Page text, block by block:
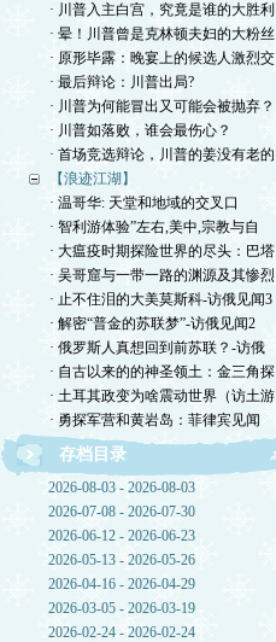
· 川普入主白宫，究竟是谁的大胜利
· 晕！川普曾是克林顿夫妇的大粉丝
· 原形毕露：晚宴上的候选人激烈交
· 最后辩论：川普出局?
· 川普为何能冒出又可能会被抛弃？
· 川普如落败，谁会最伤心？
· 首场竞选辩论，川普的姜没有老的
【浪迹江湖】
· 温哥华: 天堂和地域的交叉口
· 智利游体验”左右,美中,宗教与自
· 大瘟疫时期探险世界的尽头：巴塔
· 吴哥窟与一带一路的渊源及其惨烈
· 止不住泪的大美莫斯科-访俄见闻3
· 解密“普金的苏联梦”-访俄见闻2
· 俄罗斯人真想回到前苏联？-访俄
· 自古以来的的神圣领土：金三角探
· 土耳其政变为啥震动世界（访土游
· 勇探军营和黄岩岛：菲律宾见闻
存档目录
2026-08-03 - 2026-08-03
2026-07-08 - 2026-07-30
2026-06-12 - 2026-06-23
2026-05-13 - 2026-05-26
2026-04-16 - 2026-04-29
2026-03-05 - 2026-03-19
2026-02-24 - 2026-02-24